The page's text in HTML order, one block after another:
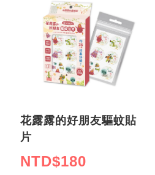
花露露的好朋友驅蚊貼
片
NTD$180